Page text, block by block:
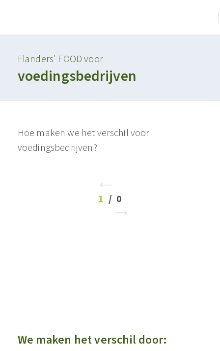
Flanders' FOOD voor
voedingsbedrijven
Hoe maken we het verschil voor
voedingsbedrijven?
1 / 0
We maken het verschil door: